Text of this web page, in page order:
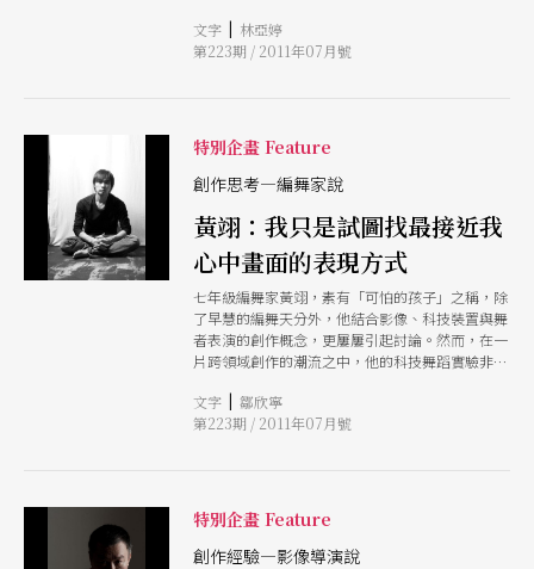
成果。
文字 | 林亞婷
第223期 / 2011年07月號
特別企畫 Feature
創作思考—編舞家說
黃翊：我只是試圖找最接近我
心中畫面的表現方式
七年級編舞家黃翊，素有「可怕的孩子」之稱，除
了早慧的編舞天分外，他結合影像、科技裝置與舞
者表演的創作概念，更屢屢引起討論。然而，在一
片跨領域創作的潮流之中，他的科技舞蹈實驗非為
厚興趣的舞蹈創作者，顯然對「編舞」和「舞蹈」
有著深度解構／探索本質的強烈企圖心。這次專訪
響。
文字 | 鄒欣寧
第223期 / 2011年07月號
特別企畫 Feature
創作經驗—影像導演說